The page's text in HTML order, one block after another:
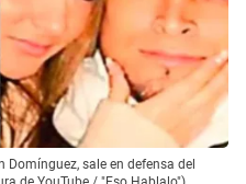
Domínguez, sale en defensa del